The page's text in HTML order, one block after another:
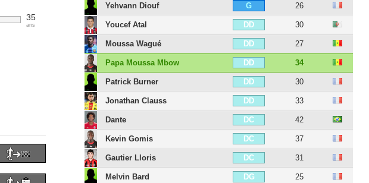
35
ans
Yehvann Diouf G 26
Youcef Atal DD 30
Moussa Wagué DD 27
Papa Moussa Mbow DD 34
Patrick Burner DD 30
Jonathan Clauss DD 33
Dante DC 42
Kevin Gomis DC 37
Gautier Lloris DC 31
Melvin Bard DG 25